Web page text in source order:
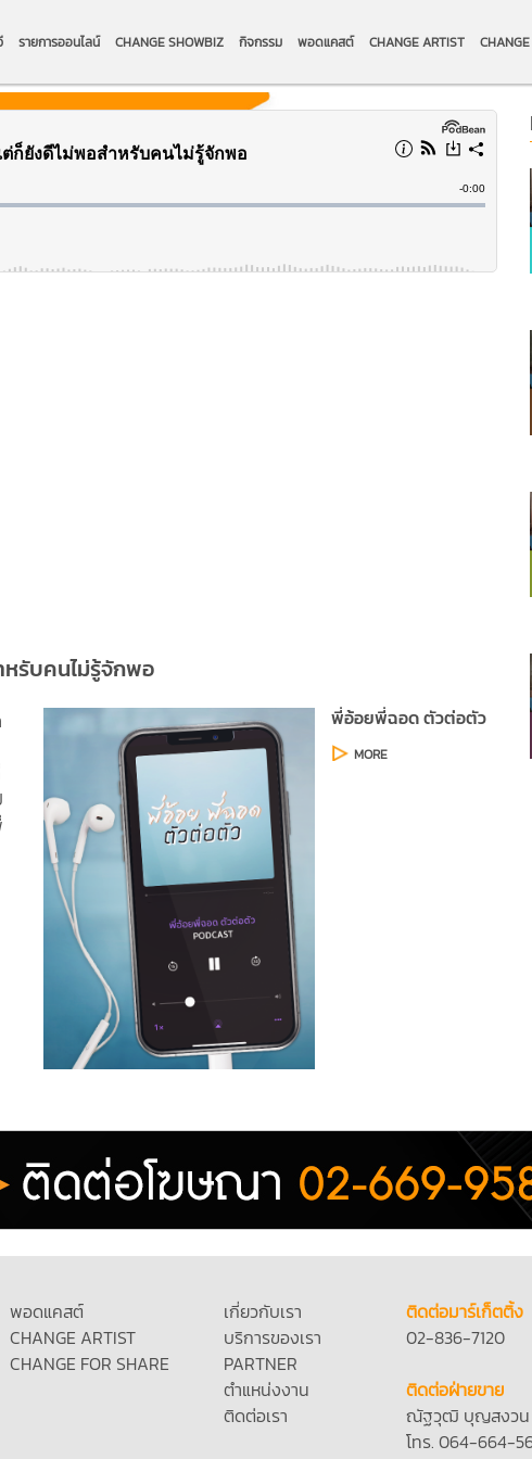
รายการออนไลน์ CHANGE SHOWBIZ กิจกรรม พอดแคสต์ CHANGE ARTIST
รับคนไม่รู้จักพอ
พี่อ้อยพี่ฉอด ตัวต่อตัว
MORE
พอดแคสต์
CHANGE ARTIST
CHANGE FOR SHARE
เกี่ยวกับเรา
บริการของเรา
PARTNER
ตำแหน่งงาน
ติดต่อเรา
ติดต่อมาร์เก็ตติ้ง
02-836-7120
ติดต่อฝ่ายขาย
ณัฐวุฒิ บุญสงวน
โทร. 064-664-